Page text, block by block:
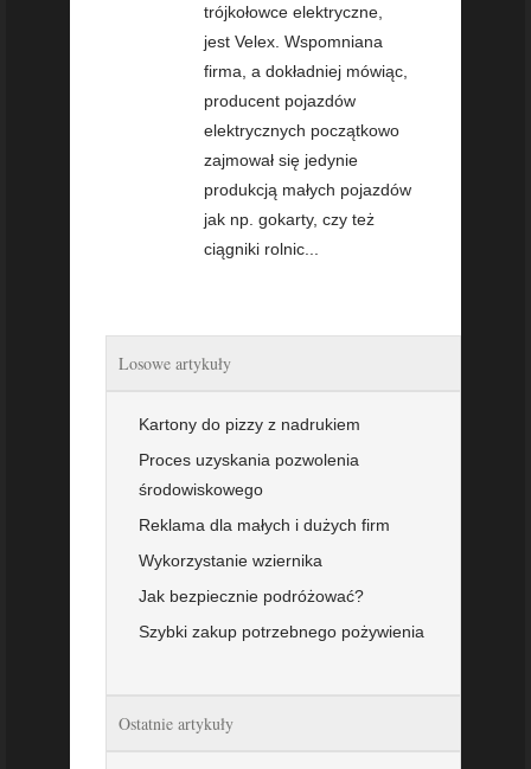
trójkołowce elektryczne,
jest Velex. Wspomniana
firma, a dokładniej mówiąc,
producent pojazdów
elektrycznych początkowo
zajmował się jedynie
produkcją małych pojazdów
jak np. gokarty, czy też
ciągniki rolnic...
Losowe artykuły
Kartony do pizzy z nadrukiem
Proces uzyskania pozwolenia
środowiskowego
Reklama dla małych i dużych firm
Wykorzystanie wziernika
Jak bezpiecznie podróżować?
Szybki zakup potrzebnego pożywienia
Ostatnie artykuły